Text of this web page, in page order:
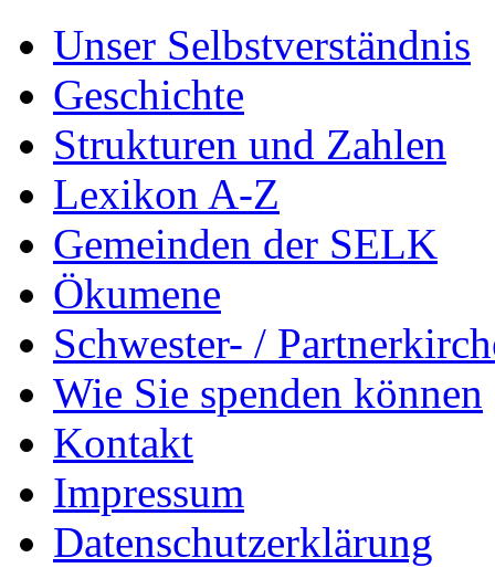
Unser Selbstverständnis
Geschichte
Strukturen und Zahlen
Lexikon A-Z
Gemeinden der SELK
Ökumene
Schwester- /
Wie Sie spenden können
Kontakt
Impressum
Datenschutzerklärung